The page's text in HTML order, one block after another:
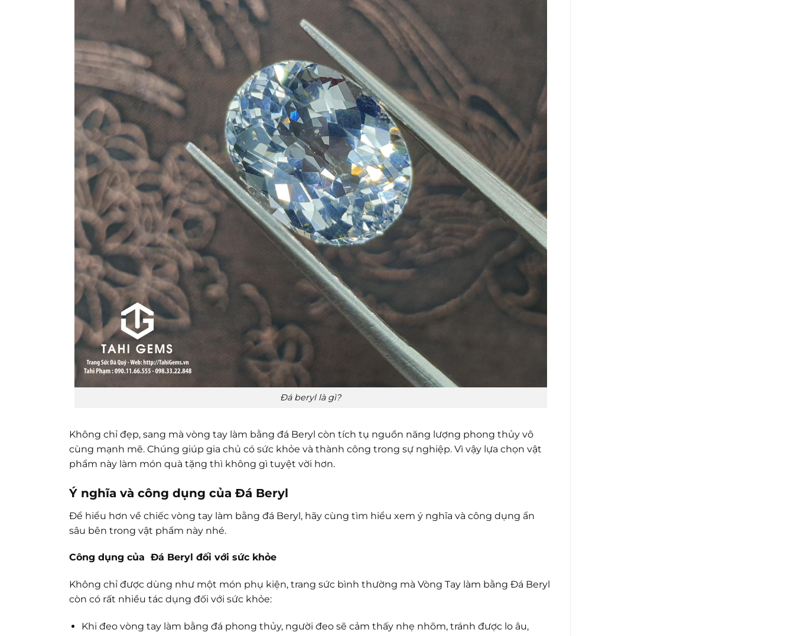
Đá beryl là gì?
Không chỉ đẹp, sang mà vòng tay làm bằng đá Beryl còn tích tụ nguồn năng lượng phong thủy vô
cùng mạnh mẽ. Chúng giúp gia chủ có sức khỏe và thành công trong sự nghiệp. Vì vậy lựa chọn vật
phẩm này làm món quà tặng thì không gì tuyệt vời hơn.
Ý nghĩa và công dụng của Đá Beryl
Để hiểu hơn về chiếc vòng tay làm bằng đá Beryl, hãy cùng tìm hiểu xem ý nghĩa và công dụng ẩn
sâu bên trong vật phẩm này nhé.
Công dụng của Đá Beryl đối với sức khỏe
Không chỉ được dùng như một món phụ kiện, trang sức bình thường mà Vòng Tay làm bằng Đá Beryl
còn có rất nhiều tác dụng đối với sức khỏe:
Khi đeo vòng tay làm bằng đá phong thủy, người đeo sẽ cảm thấy nhẹ nhõm, tránh được lo âu,